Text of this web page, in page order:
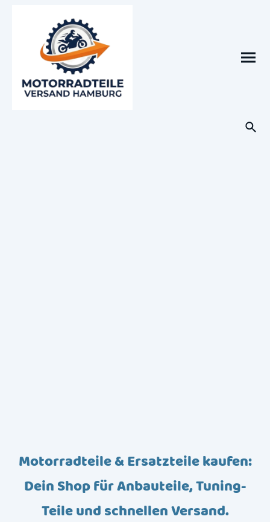
Motorradteile & Ersatzteile kaufen:
Dein Shop für Anbauteile, Tuning-
Teile und schnellen Versand.